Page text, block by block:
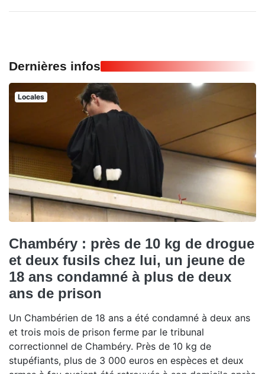
Dernières infos
Locales
Chambéry : près de 10 kg de drogue
et deux fusils chez lui, un jeune de
18 ans condamné à plus de deux
ans de prison
Un Chambérien de 18 ans a été condamné à deux ans
et trois mois de prison ferme par le tribunal
correctionnel de Chambéry. Près de 10 kg de
stupéfiants, plus de 3 000 euros en espèces et deux